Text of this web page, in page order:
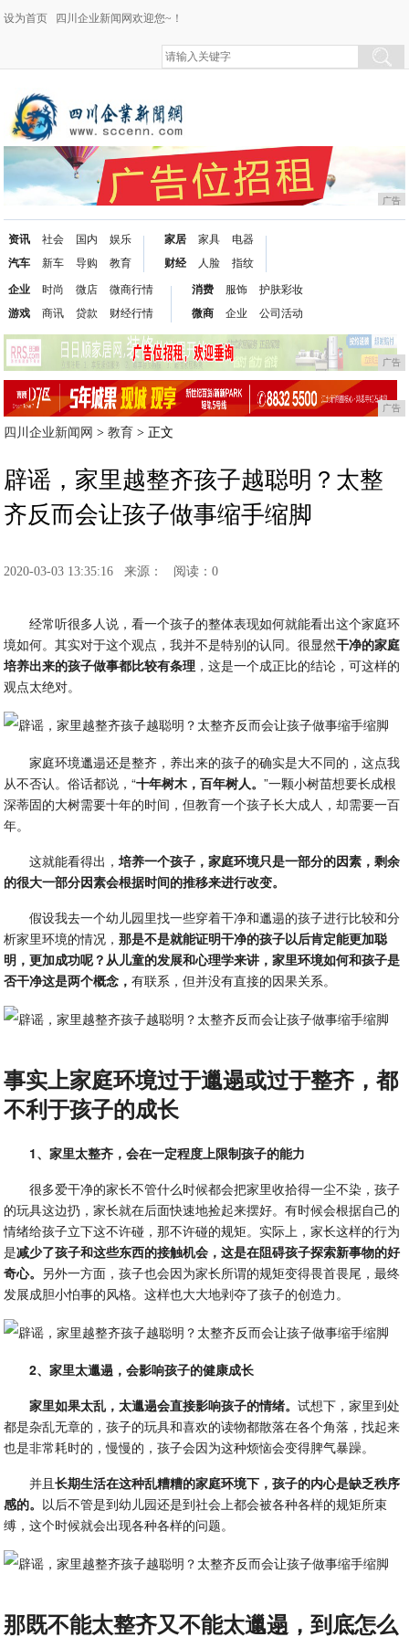
设为首页 四川企业新闻网欢迎您~！
广告
资讯
汽车
社会
新车
国内
导购
娱乐
教育
家居
财经
家具
人脸
电器
指纹
企业
游戏
时尚
商讯
微店
贷款
微商行情
财经行情
消费
微商
服饰
企业
护肤彩妆
公司活动
广告
广告
四川企业新闻网 >教育 > 正文
辟谣，家里越整齐孩子越聪明？太整
齐反而会让孩子做事缩手缩脚
2020-03-03 13:35:16 来源： 阅读：0
经常听很多人说，看一个孩子的整体表现如何就能看出这个家庭环
境如何。其实对于这个观点，我并不是特别的认同。很显然干净的家庭
培养出来的孩子做事都比较有条理 ，这是一个成正比的结论，可这样的
观点太绝对。
家庭环境邋遢还是整齐，养出来的孩子的确实是大不同的，这点我
从不否认。俗话都说，“十年树木，百年树人。”一颗小树苗想要长成根
深蒂固的大树需要十年的时间，但教育一个孩子长大成人，却需要一百
年。
这就能看得出，培养一个孩子，家庭环境只是一部分的因素，剩余
的很大一部分因素会根据时间的推移来进行改变。
假设我去一个幼儿园里找一些穿着干净和邋遢的孩子进行比较和分
析家里环境的情况，那是不是就能证明干净的孩子以后肯定能更加聪
明，更加成功呢？从儿童的发展和心理学来讲，家里环境如何和孩子是
否干净这是两个概念，有联系，但并没有直接的因果关系。
事实上家庭环境过于邋遢或过于整齐，都
不利于孩子的成长
1、家里太整齐，会在一定程度上限制孩子的能力
很多爱干净的家长不管什么时候都会把家里收拾得一尘不染，孩子
的玩具这边扔，家长就在后面快速地捡起来摆好。有时候会根据自己的
情绪给孩子立下这不许碰，那不许碰的规矩。实际上，家长这样的行为
是减少了孩子和这些东西的接触机会，这是在阻碍孩子探索新事物的好
奇心。 另外一方面，孩子也会因为家长所谓的规矩变得畏首畏尾，最终
发展成胆小怕事的风格。这样也大大地剥夺了孩子的创造力。
2、家里太邋遢，会影响孩子的健康成长
家里如果太乱，太邋遢会直接影响孩子的情绪。试想下，家里到处
都是杂乱无章的，孩子的玩具和喜欢的读物都散落在各个角落，找起来
也是非常耗时的，慢慢的，孩子会因为这种烦恼会变得脾气暴躁。
并且长期生活在这种乱糟糟的家庭环境下，孩子的内心是缺乏秩序
感的。 以后不管是到幼儿园还是到社会上都会被各种各样的规矩所束
缚，这个时候就会出现各种各样的问题。
那既不能太整齐又不能太邋遢，到底怎么